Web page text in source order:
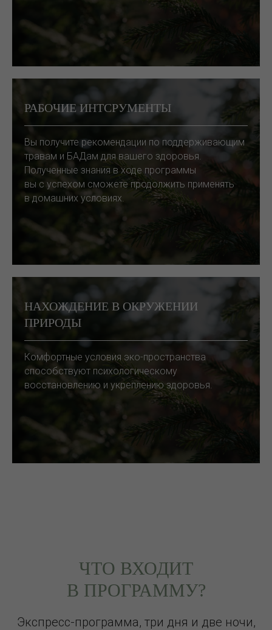
РАБОЧИЕ ИНТСРУМЕНТЫ
Вы получите рекомендации по поддерживающим
травам и БАДам для вашего здоровья.
Полученные знания в ходе программы
вы с успехом сможете продолжить применять
в домашних условиях.
НАХОЖДЕНИЕ В ОКРУЖЕНИИ
ПРИРОДЫ
Комфортные условия эко-пространства
способствуют психологическому
восстановлению и укреплению здоровья.
ЧТО ВХОДИТ
В ПРОГРАММУ?
Экспресс-программа, три дня и две ночи,